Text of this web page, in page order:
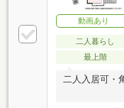
動画あり
二人暮らし
最上階
二人入居可・